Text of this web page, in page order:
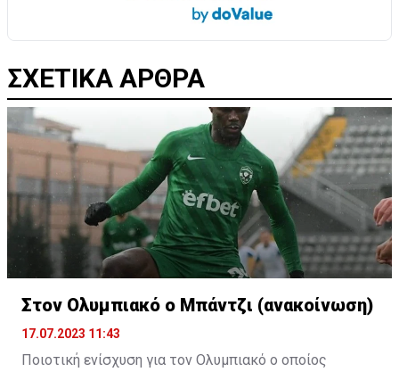
ΣΧΕΤΙΚΑ ΑΡΘΡΑ
Στον Ολυμπιακό ο Μπάντζι (ανακοίνωση)
17.07.2023 11:43
Ποιοτική ενίσχυση για τον Ολυμπιακό ο οποίος